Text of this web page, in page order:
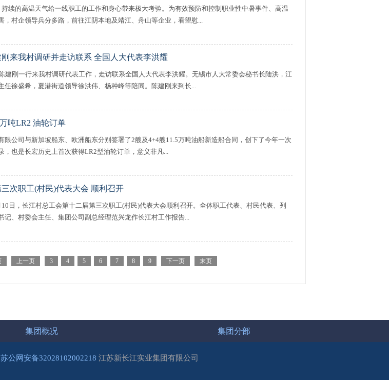
续的高温天气给一线职工的工作和身心带来极大考验。为有效预防和控制职业性中暑事件、高温
，村企领导兵分多路，前往江阴本地及靖江、舟山等企业，看望慰...
来我村调研并走访联系 全国人大代表李洪耀
建刚一行来我村调研代表工作，走访联系全国人大代表李洪耀。无锡市人大常委会秘书长陆洪，江
任徐盛希，夏港街道领导徐洪伟、杨种峰等陪同。陈建刚来到长...
吨LR2 油轮订单
限公司与新加坡船东、欧洲船东分别签署了2艘及4+4艘11.5万吨油船新造船合同，创下了今年一次
，也是长宏历史上首次获得LR2型油轮订单，意义非凡...
次职工(村民)代表大会 顺利召开
日，长江村总工会第十二届第三次职工(村民)代表大会顺利召开。全体职工代表、村民代表、列
记、村委会主任、集团公司副总经理范兴龙作长江村工作报告...
上一页 3 4 5 6 7 8 9 下一页 末页
集团概况 集团分部
苏公网安备32028102002218 江苏新长江实业集团有限公司